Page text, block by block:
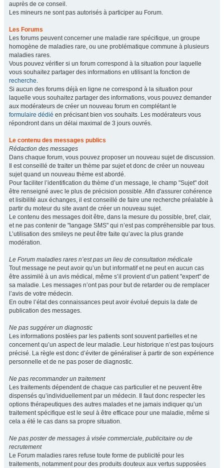
auprès de ce conseil.
Les mineurs ne sont pas autorisés à participer au Forum.
Les Forums
Les forums peuvent concerner une maladie rare spécifique, un groupe
homogène de maladies rare, ou une problématique commune à plusieurs
maladies rares.
Vous pouvez vérifier si un forum correspond à la situation pour laquelle
vous souhaitez partager des informations en utilisant la fonction de
recherche.
Si aucun des forums déjà en ligne ne correspond à la situation pour
laquelle vous souhaitez partager des informations, vous pouvez demander
aux modérateurs de créer un nouveau forum en complétant le
formulaire dédié en précisant bien vos souhaits. Les modérateurs vous
répondront dans un délai maximal de 3 jours ouvrés.
Le contenu des messages publics
Rédaction des messages
Dans chaque forum, vous pouvez proposer un nouveau sujet de discussion.
Il est conseillé de traiter un thème par sujet et donc de créer un nouveau
sujet quand un nouveau thème est abordé.
Pour faciliter l’identification du thème d’un message, le champ "Sujet" doit
être renseigné avec le plus de précision possible. Afin d'assurer cohérence
et lisibilité aux échanges, il est conseillé de faire une recherche préalable à
partir du moteur du site avant de créer un nouveau sujet.
Le contenu des messages doit être, dans la mesure du possible, bref, clair,
et ne pas contenir de "langage SMS" qui n’est pas compréhensible par tous.
L’utilisation des smileys ne peut être faite qu’avec la plus grande
modération.
Le Forum maladies rares n’est pas un lieu de consultation médicale
Tout message ne peut avoir qu’un but informatif et ne peut en aucun cas
être assimilé à un avis médical, même s’il provient d’un patient "expert" de
sa maladie. Les messages n’ont pas pour but de retarder ou de remplacer
l’avis de votre médecin.
En outre l’état des connaissances peut avoir évolué depuis la date de
publication des messages.
Ne pas suggérer un diagnostic
Les informations postées par les patients sont souvent partielles et ne
concernent qu’un aspect de leur maladie. Leur historique n’est pas toujours
précisé. La règle est donc d’éviter de généraliser à partir de son expérience
personnelle et de ne pas poser de diagnostic.
Ne pas recommander un traitement
Les traitements dépendent de chaque cas particulier et ne peuvent être
dispensés qu’individuellement par un médecin. Il faut donc respecter les
options thérapeutiques des autres malades et ne jamais indiquer qu’un
traitement spécifique est le seul à être efficace pour une maladie, même si
cela a été le cas dans sa propre situation.
Ne pas poster de messages à visée commerciale, publicitaire ou de
recrutement
Le Forum maladies rares refuse toute forme de publicité pour les
traitements, notamment pour des produits douteux aux vertus supposées